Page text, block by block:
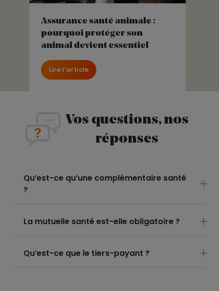
Assurance santé animale :
pourquoi protéger son
animal devient essentiel
Lire l’article
Vos questions, nos
réponses
Qu’est-ce qu’une complémentaire santé
?
La mutuelle santé est-elle obligatoire ?
Qu’est-ce que le tiers-payant ?